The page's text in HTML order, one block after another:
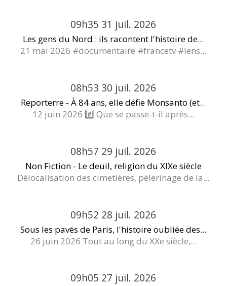
09h35 31 juil. 2026
Les gens du Nord : ils racontent l'histoire de...
21 mai 2026 #documentaire #francetv #lens...
08h53 30 juil. 2026
Reporterre - À 84 ans, elle défie Monsanto (et...
12 juin 2026 #️⃣ Que se passe-t-il après...
08h57 29 juil. 2026
Non Fiction - Le deuil, religion du XIXe siècle
Délocalisation des cimetières, pèlerinage de la...
09h52 28 juil. 2026
Sous les pavés de Paris, l'histoire oubliée des...
26 juin 2026 Tout au long du XXe siècle,...
09h05 27 juil. 2026